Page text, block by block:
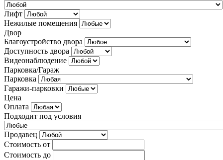
Лифт
Нежилые помещения
Двор
Благоустройство двора
Доступность двора
Видеонаблюдение
Парковка/Гараж
Парковка
Гаражи-парковки
Цена
Оплата
Подходит под условия
Продавец
Стоимость от
Стоимость до